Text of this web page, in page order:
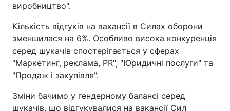
виробництво".
Кількість відгуків на вакансії в Силах оборони
зменшилася на 6%. Особливо висока конкуренція
серед шукачів спостерігається у сферах
"Маркетинг, реклама, PR", "Юридичні послуги" та
"Продаж і закупівля".
Зміни бачимо у гендерному балансі серед
шукачів, що відгукувалися на вакансії Сил